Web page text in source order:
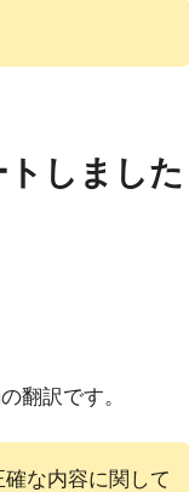
しました
の翻訳です。
な内容に関して